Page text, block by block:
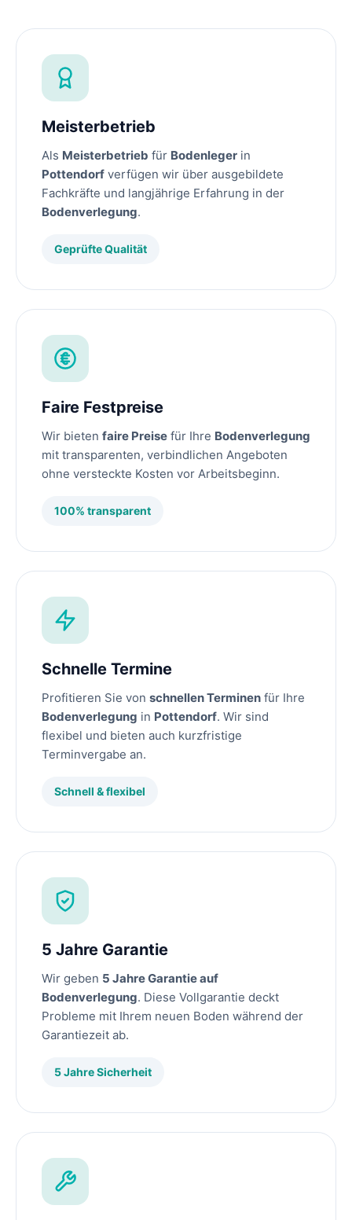
Meisterbetrieb
Als Meisterbetrieb für Bodenleger in
Pottendorf verfügen wir über ausgebildete
Fachkräfte und langjährige Erfahrung in der
Bodenverlegung.
Geprüfte Qualität
Faire Festpreise
Wir bieten faire Preise für Ihre Bodenverlegung
mit transparenten, verbindlichen Angeboten
ohne versteckte Kosten vor Arbeitsbeginn.
100% transparent
Schnelle Termine
Profitieren Sie von schnellen Terminen für Ihre
Bodenverlegung in Pottendorf. Wir sind
flexibel und bieten auch kurzfristige
Terminvergabe an.
Schnell & flexibel
5 Jahre Garantie
Wir geben 5 Jahre Garantie auf
Bodenverlegung. Diese Vollgarantie deckt
Probleme mit Ihrem neuen Boden während der
Garantiezeit ab.
5 Jahre Sicherheit